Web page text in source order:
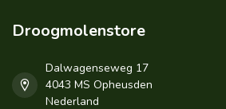
Droogmolenstore
Dalwagenseweg 17
4043 MS Opheusden
Nederland